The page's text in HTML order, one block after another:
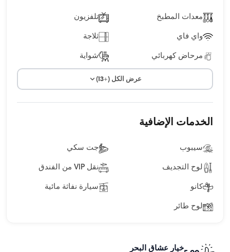
معدات المطبخ تلفزيون
واي فاي ثلاجة
مرحاض كهربائي شواية
عرض الكل (+13)
الخدمات الإضافية
سيبوب جت سكي
لوح التجديف نقل VIP من الفندق
كانو سيارة نفاثة مائية
لوح طائر
خيار عشاق البحر